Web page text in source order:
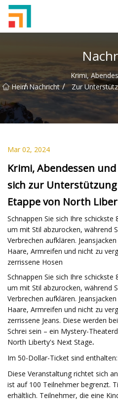
Heim
/ Nachricht /
Krimi,
Zur
Mar 02, 2024
Krimi, Abendessen
sich zur
Etappe von North
Schnappen Sie sich Ihre
um mit Stil abzurocken, während
Verbrechen aufklären.
Haare, Armreifen und nicht zu
zerrissene Hosen
Schnappen Sie sich Ihre
um mit Stil abzurocken, während
Verbrechen aufklären.
Haare, Armreifen und nicht zu
zerrissene Jeans. Diese werden
Schrei sein – ein Mystery-
North Liberty's Next Stage.
Im 50-Dollar-Ticket sind enthalten:
Diese Veranstaltung richtet sich
ist auf 100 Teilnehmer begrenzt.
erhältlich. Teilnehmer, die eine